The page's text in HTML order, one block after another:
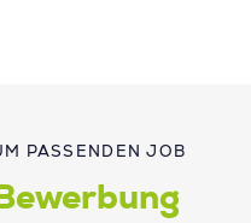
PASSENDEN JOB